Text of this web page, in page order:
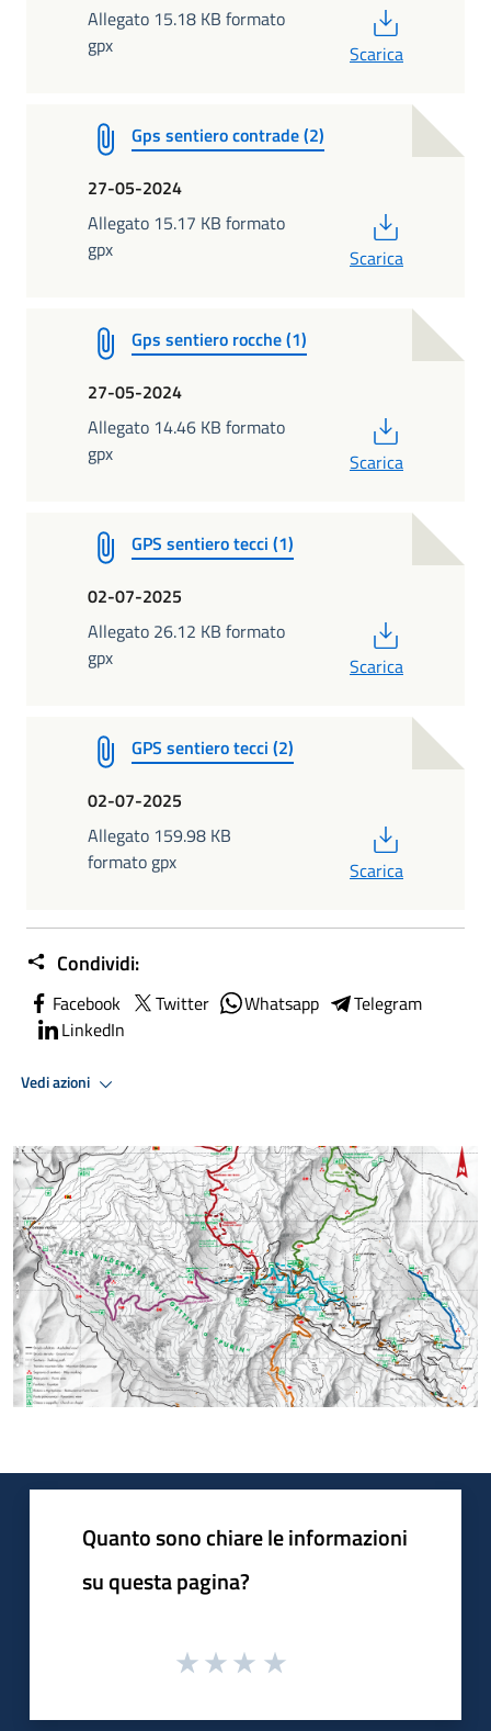
Allegato 15.18 KB formato
gpx
Scarica
Gps sentiero contrade (2)
27-05-2024
Allegato 15.17 KB formato
gpx
Scarica
Gps sentiero rocche (1)
27-05-2024
Allegato 14.46 KB formato
gpx
Scarica
GPS sentiero tecci (1)
02-07-2025
Allegato 26.12 KB formato
gpx
Scarica
GPS sentiero tecci (2)
02-07-2025
Allegato 159.98 KB
formato gpx
Scarica
Condividi:
Facebook Twitter Whatsapp
Telegram
LinkedIn
Vedi azioni
Quanto sono chiare le informazioni
su questa pagina?